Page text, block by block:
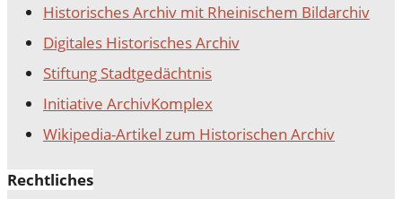
Historisches Archiv mit Rheinischem Bildarchiv
Digitales Historisches Archiv
Stiftung Stadtgedächtnis
Initiative ArchivKomplex
Wikipedia-Artikel zum Historischen Archiv
Rechtliches